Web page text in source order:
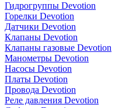
Гидрогруппы Devotion
Горелки Devotion
Датчики Devotion
Клапаны Devotion
Клапаны газовые Devotion
Манометры Devotion
Насосы Devotion
Платы Devotion
Провода Devotion
Реле давления Devotion